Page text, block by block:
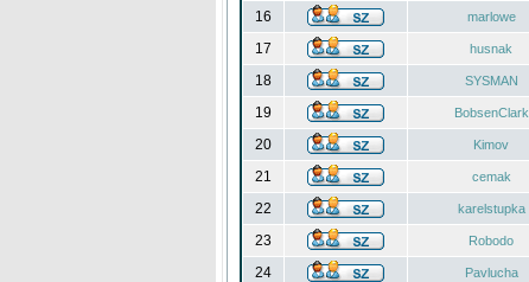
16
marlowe
17
husnak
18
SYSMAN
19
BobsenClark
20
Kimov
21
cemak
22
karelstupka
23
Robodo
24
Pavlucha